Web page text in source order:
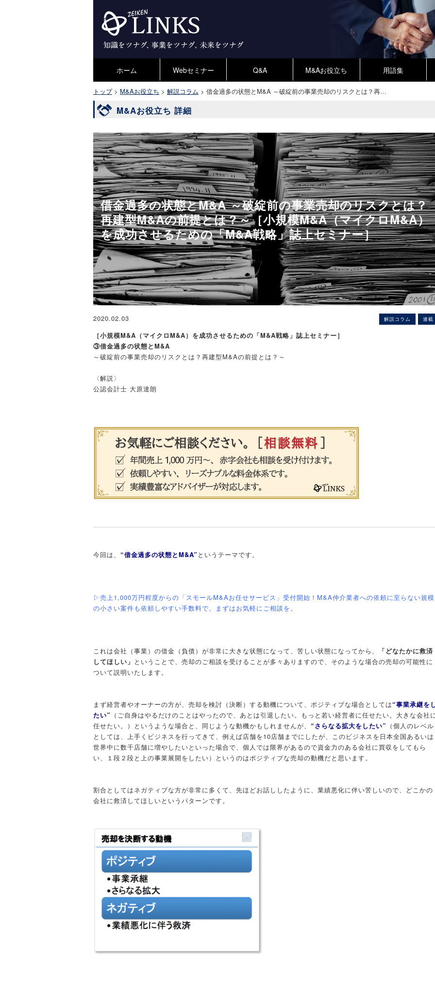
ホーム Webセミナー Q&A M&Aお役立ち 用語集
トップ> M&Aお役立ち > 解説コラム > 借金過多の状態とM&A ～破綻前の事業売却のリスクとは？再…
M&Aお役立ち 詳細
借金過多の状態とM&A ～破綻前の事業売却のリスクとは？
再建型M&Aの前提とは？～［小規模M&A（マイクロM&A）
を成功させるための「M&A戦略」誌上セミナー］
2020.02.03 解説コラム 連載
［小規模M&A（マイクロM&A）を成功させるための「M&A戦略」誌上セミナー］
③借金過多の状態とM&A
～破綻前の事業売却のリスクとは？再建型M&Aの前提とは？～
〈解説〉
公認会計士 大原達朗
今回は、 “借金過多の状態とM&A” というテーマです。
▷売上1,000万円程度からの「スモールM&Aお任せサービス」受付開始！M&A仲介業者への依頼に至らない規模
の小さい案件も依頼しやすい手数料で。まずはお気軽にご相談を。
これは会社（事業）の借金（負債）が非常に大きな状態になって、苦しい状態になってから、
「どなたかに救済
してほしい」 ということで、売却のご相談を受けることが多々ありますので、そのような場合の売却の可能性に
ついて説明いたします。
まず経営者やオーナーの方が、売却を検討（決断）する動機について、ポジティブな場合としては“事業承継を
たい” （ご自身はやるだけのことはやったので、あとは引退したい。もっと若い経営者に任せたい。大きな会社
任せたい。）というような場合と、同じような動機かもしれませんが、 “さらなる拡大をしたい” （個人のレベル
としては、上手くビジネスを行ってきて、例えば店舗を10店舗までにしたが、このビジネスを日本全国あるいは
世界中に数千店舗に増やしたいといった場合で、個人では限界があるので資金力のある会社に買収をしてもら
い、１段２段と上の事業展開をしたい）というのはポジティブな売却の動機だと思います。
割合としてはネガティブな方が非常に多くて、先ほどお話ししたように、業績悪化に伴い苦しいので、どこかの
会社に救済してほしいというパターンです。